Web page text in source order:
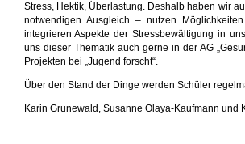
Stress, Hektik, Überlastung. Deshalb haben wir
notwendigen Ausgleich – nutzen
integrieren Aspekte der Stressbewältigung in
uns dieser Thematik auch gerne in der AG
Projekten bei „Jugend forscht“.
Über den Stand der Dinge werden Schüler
Karin Grunewald, Susanne Olaya-Kaufmann und